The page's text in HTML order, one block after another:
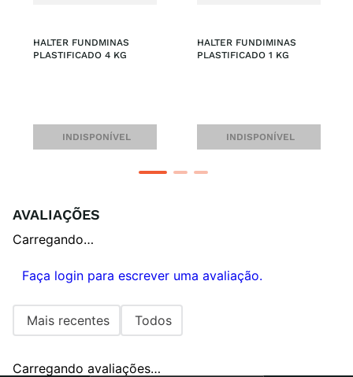
HALTER FUNDMINAS
PLASTIFICADO 4 KG
INDISPONÍVEL
HALTER FUNDIMINAS
PLASTIFICADO 1 KG
INDISPONÍVEL
AVALIAÇÕES
Carregando…
Faça login para escrever uma avaliação.
Mais recentes Todos
Carregando avaliações…